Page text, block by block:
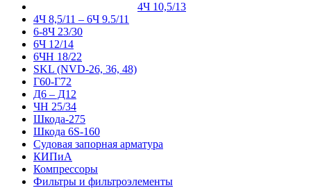
4Ч 10,5/13
4Ч 8,5/11 – 6Ч 9.5/11
6-8Ч 23/30
6Ч 12/14
6ЧН 18/22
SKL (NVD-26, 36, 48)
Г60-Г72
Д6 – Д12
ЧН 25/34
Шкода-275
Шкода 6S-160
Судовая запорная арматура
КИПиА
Компрессоры
Фильтры и фильтроэлементы